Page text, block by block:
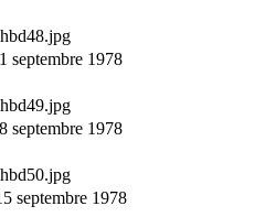
septembre 1978
septembre 1978
septembre 1978